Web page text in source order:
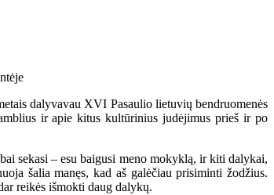
dalyvavau XVI Pasaulio lietuvių bendruomenės
ir apie kitus kultūrinius judėjimus prieš ir po
sekasi – esu baigusi meno mokyklą, ir kiti dalykai,
šalia manęs, kad aš galėčiau prisiminti žodžius.
reikės išmokti daug dalykų.